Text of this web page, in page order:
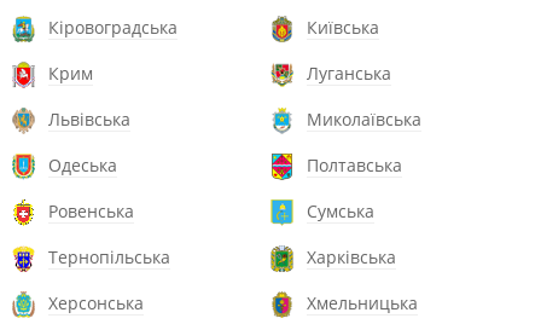
Кіровоградська
Київська
Крим
Луганська
Львівська
Миколаївська
Одеська
Полтавська
Ровенська
Сумська
Тернопільська
Харківська
Херсонська
Хмельницька